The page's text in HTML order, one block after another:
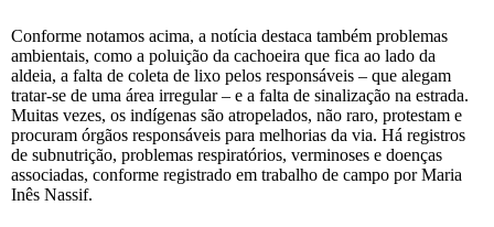
Conforme notamos acima, a notícia destaca também problemas
ambientais, como a poluição da cachoeira que fica ao lado da
aldeia, a falta de coleta de lixo pelos responsáveis – que alegam
tratar-se de uma área irregular – e a falta de sinalização na estrada.
Muitas vezes, os indígenas são atropelados, não raro, protestam e
procuram órgãos responsáveis para melhorias da via. Há registros
de subnutrição, problemas respiratórios, verminoses e doenças
associadas, conforme registrado em trabalho de campo por Maria
Inês Nassif.